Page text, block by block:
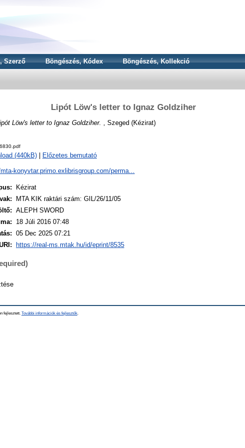
Szerző Böngészés, Kódex Böngészés, Kollekció
Lipót Löw's letter to Ignaz Goldziher
Löw's letter to Ignaz Goldziher. , Szeged (Kézirat)
(440kB) Előzetes bemutató
konyvtar.primo.exlibrisgroup.com/perma...
Kézirat
MTA KIK raktári szám: GIL/26/11/05
ALEPH SWORD
18 Júli 2016 07:48
05 Dec 2025 07:21
https://real-ms.mtak.hu/id/eprint/8535
fejlesztett. További információk és fejlesztők